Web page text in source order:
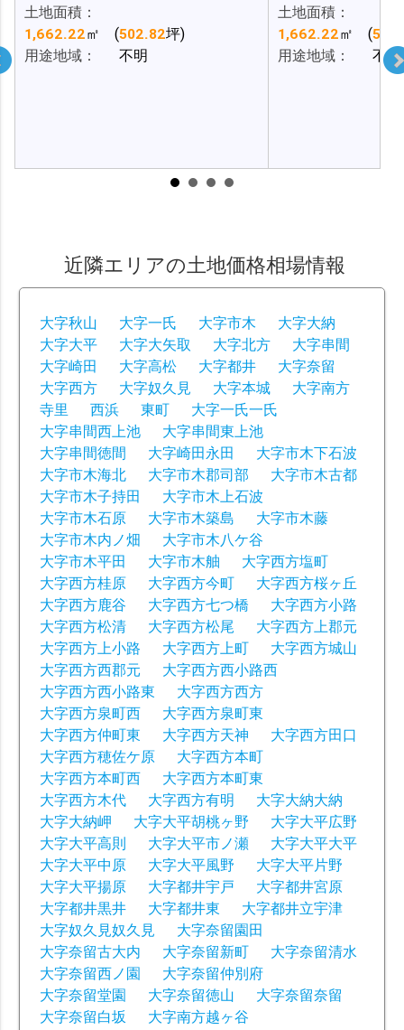
土地面積：
1,662.22㎡ (502.82坪)
用途地域：
不明
土地面積：
1,662.22㎡ (
用途地域：
不明
近隣エリアの土地価格相場情報
大字秋山 大字一氏 大字市木
大字大納
大字大平
大字大矢取 大字北方
大字串間
大字崎田
大字高松 大字都井
大字奈留
大字西方
大字奴久見 大字本城
大字南方
寺里
西浜 東町
大字一氏一氏
大字串間西上池
大字串間東上池
大字串間徳間
大字崎田永田
大字市木下石波
大字市木海北
大字市木郡司部
大字市木古都
大字市木子持田
大字市木上石波
大字市木石原
大字市木築島
大字市木藤
大字市木内ノ畑
大字市木八ケ谷
大字市木平田
大字市木舳
大字西方塩町
大字西方桂原
大字西方今町
大字西方桜ヶ丘
大字西方鹿谷
大字西方七つ橋
大字西方小路
大字西方松清
大字西方松尾
大字西方上郡元
大字西方上小路
大字西方上町
大字西方城山
大字西方西郡元
大字西方西小路西
大字西方西小路東
大字西方西方
大字西方泉町西
大字西方泉町東
大字西方仲町東
大字西方天神
大字西方田口
大字西方穂佐ケ原
大字西方本町
大字西方本町西
大字西方本町東
大字西方木代
大字西方有明
大字大納大納
大字大納岬
大字大平胡桃ヶ野
大字大平広野
大字大平高則
大字大平市ノ瀬
大字大平大平
大字大平中原
大字大平風野
大字大平片野
大字大平揚原
大字都井宇戸
大字都井宮原
大字都井黒井
大字都井東
大字都井立宇津
大字奴久見奴久見
大字奈留園田
大字奈留古大内
大字奈留新町
大字奈留清水
大字奈留西ノ園
大字奈留仲別府
大字奈留堂園
大字奈留徳山
大字奈留奈留
大字奈留白坂
大字南方越ヶ谷